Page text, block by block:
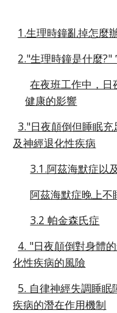
1.生理時鐘亂掉怎麼
2."生理時鐘是什麼?"
在夜班工作中，
健康的影響
3."日夜顛倒但睡眠
及神經退化性疾病
3.1.阿茲海默症以
阿茲海默症晚上不
3.2 帕金森氏症
4. "日夜顛倒對身體
化性疾病的風險
5. 自律神經失調睡眠
疾病的潛在作用機制